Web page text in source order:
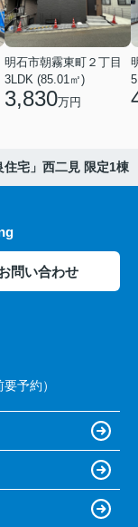
明石市朝霧東町２丁目
3LDK (85.01㎡)
3,830万円
住宅」西二見 限定1棟
問い合わせ
予約）